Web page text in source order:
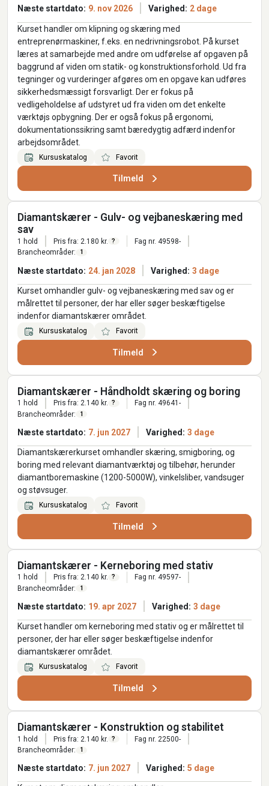
Næste startdato: 9. nov 2026 Varighed: 2 dage
Kurset handler om klipning og skæring med
entreprenørmaskiner, f.eks. en nedrivningsrobot. På kurset
læres at samarbejde med andre om udførelse af opgaven på
baggrund af viden om statik- og konstruktionsforhold. Ud fra
tegninger og vurderinger afgøres om en opgave kan udføres
sikkerhedsmæssigt forsvarligt. Der er fokus på
vedligeholdelse af udstyret ud fra viden om det enkelte
værktøjs opbygning. Der er også fokus på ergonomi,
dokumentationssikring samt bæredygtig adfærd indenfor
arbejdsområdet.
Kursuskatalog Favorit
Tilmeld
Diamantskærer - Gulv- og vejbaneskæring med
sav
1 hold Pris fra: 2.180 kr. ?
Fag nr. 49598-
Brancheområder:
1
Næste startdato: 24. jan 2028 Varighed: 3 dage
Kurset omhandler gulv- og vejbaneskæring med sav og er
målrettet til personer, der har eller søger beskæftigelse
indenfor diamantskærer området.
Kursuskatalog Favorit
Tilmeld
Diamantskærer - Håndholdt skæring og boring
1 hold Pris fra: 2.140 kr. ?
Fag nr. 49641-
Brancheområder:
1
Næste startdato: 7. jun 2027 Varighed: 3 dage
Diamantskærerkurset omhandler skæring, smigboring, og
boring med relevant diamantværktøj og tilbehør, herunder
diamantboremaskine (1200-5000W), vinkelsliber, vandsuger
og støvsuger.
Kursuskatalog Favorit
Tilmeld
Diamantskærer - Kerneboring med stativ
1 hold Pris fra: 2.140 kr. ?
Fag nr. 49597-
Brancheområder:
1
Næste startdato: 19. apr 2027 Varighed: 3 dage
Kurset handler om kerneboring med stativ og er målrettet til
personer, der har eller søger beskæftigelse indenfor
diamantskærer området.
Kursuskatalog Favorit
Tilmeld
Diamantskærer - Konstruktion og stabilitet
1 hold Pris fra: 2.140 kr. ?
Fag nr. 22500-
Brancheområder:
1
Næste startdato: 7. jun 2027 Varighed: 5 dage